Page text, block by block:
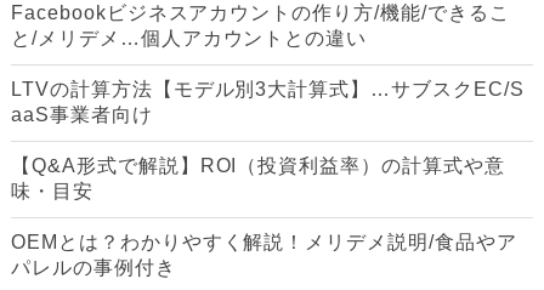
Facebookビジネスアカウントの作り方/機能/できるこ
と/メリデメ…個人アカウントとの違い
LTVの計算方法【モデル別3大計算式】…サブスクEC/S
aaS事業者向け
【Q&A形式で解説】ROI（投資利益率）の計算式や意
味・目安
OEMとは？わかりやすく解説！メリデメ説明/食品やア
パレルの事例付き